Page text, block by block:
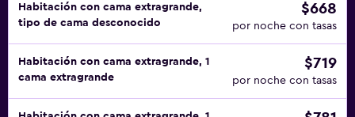
Habitación con cama extragrande,
tipo de cama desconocido
$668
por noche con tasas
Habitación con cama extragrande, 1
cama extragrande
$719
por noche con tasas